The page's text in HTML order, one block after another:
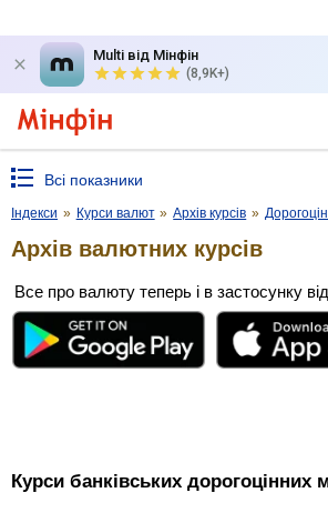
Multi від Мінфін
(8,9K+)
Всі показники
Індекси » Курси валют » Архів курсів »
Архів валютних курсів
Все про валюту теперь і в застосунку
Курси банківських дорогоцінних